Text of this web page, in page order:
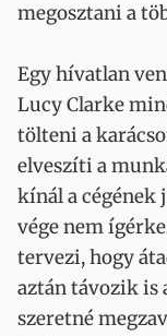
megosztani a
Egy hívatlan
Lucy Clarke
tölteni a
elveszíti a
kínál a cégének
vége nem
tervezi, hogy
aztán távozik is
szeretné